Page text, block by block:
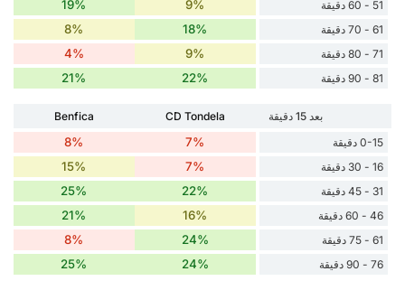
51 - 60 دقيقة 9%
19%
61 - 70 دقيقة 18%
8%
71 - 80 دقيقة 9%
4%
81 - 90 دقيقة 22%
21%
بعد 15 دقيقة CD Tondela
Benfica
0-15 دقيقة
7%
8%
16 - 30 دقيقة 7%
15%
31 - 45 دقيقة 22%
25%
46 - 60 دقيقة 16%
21%
61 - 75 دقيقة 24%
8%
76 - 90 دقيقة 24%
25%